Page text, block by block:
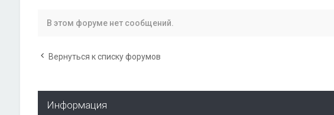
В этом форуме нет сообщений.
Вернуться к списку форумов
Информация